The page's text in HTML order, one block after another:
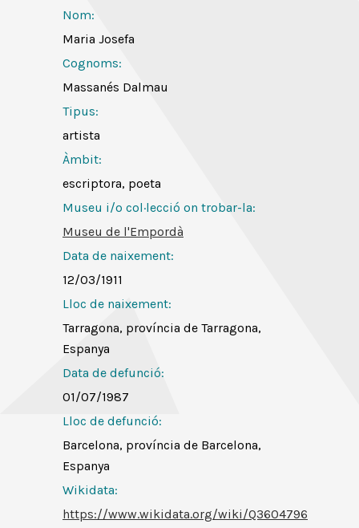
Nom:
Maria Josefa
Cognoms:
Massanés Dalmau
Tipus:
artista
Àmbit:
escriptora, poeta
Museu i/o col·lecció on trobar-la:
Museu de l'Empordà
Data de naixement:
12/03/1911
Lloc de naixement:
Tarragona, província de Tarragona,
Espanya
Data de defunció:
01/07/1987
Lloc de defunció:
Barcelona, província de Barcelona,
Espanya
Wikidata:
https://www.wikidata.org/wiki/Q3604796